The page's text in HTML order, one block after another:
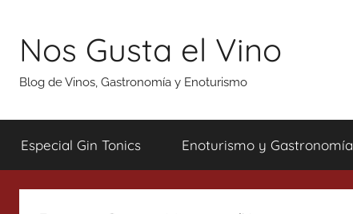
contenido
Nos Gusta el Vino
Blog de Vinos, Gastronomía y Enoturismo
Especial Gin Tonics Enoturismo y Gastronomía